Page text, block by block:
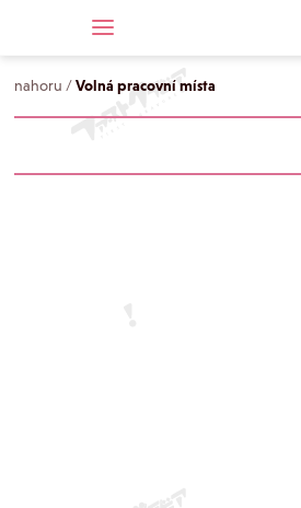
nahoru /Volná pracovní místa